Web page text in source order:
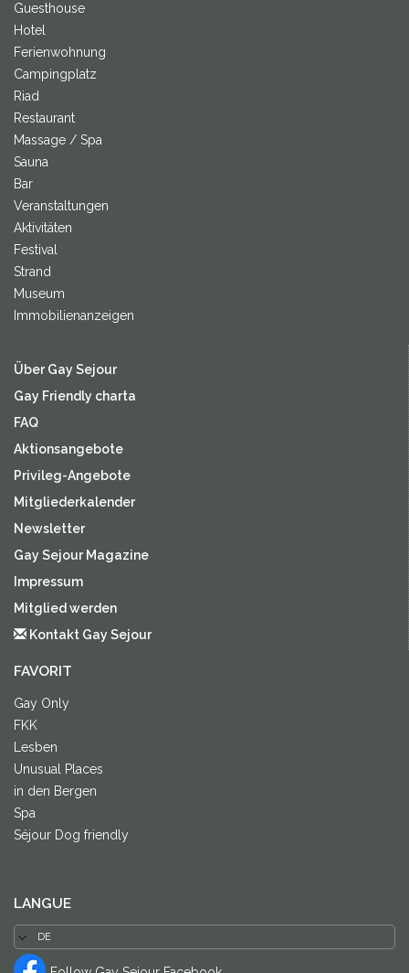
Guesthouse
Hotel
Ferienwohnung
Campingplatz
Riad
Restaurant
Massage / Spa
Sauna
Bar
Veranstaltungen
Aktivitäten
Festival
Strand
Museum
Immobilienanzeigen
Über Gay Sejour
Gay Friendly charta
FAQ
Aktionsangebote
Privileg-Angebote
Mitgliederkalender
Newsletter
Gay Sejour Magazine
Impressum
Mitglied werden
Kontakt Gay Sejour
FAVORIT
Gay Only
FKK
Lesben
Unusual Places
in den Bergen
Spa
Séjour Dog friendly
LANGUE